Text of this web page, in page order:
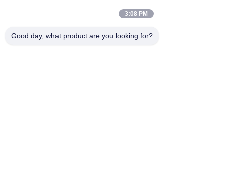
3:08 PM
Good day, what product are you looking for?